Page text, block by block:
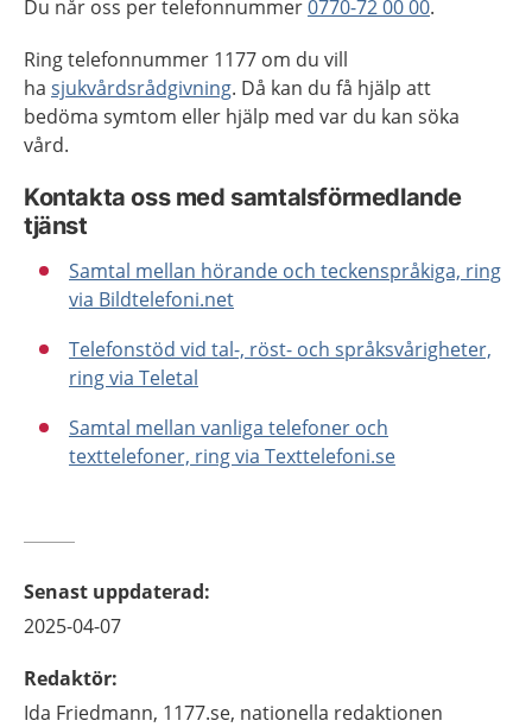
Du når oss per telefonnummer0770-72 00 00.
Ring telefonnummer 1177 om du vill
ha sjukvårdsrådgivning. Då kan du få hjälp att
bedöma symtom eller hjälp med var du kan söka
vård.
Kontakta oss med samtalsförmedlande
tjänst
Samtal mellan hörande och teckenspråkiga, ring
via Bildtelefoni.net
Telefonstöd vid tal-, röst- och språksvårigheter,
ring via Teletal
Samtal mellan vanliga telefoner och
texttelefoner, ring via Texttelefoni.se
Senast uppdaterad:
2025-04-07
Redaktör:
Ida Friedmann, 1177.se, nationella redaktionen